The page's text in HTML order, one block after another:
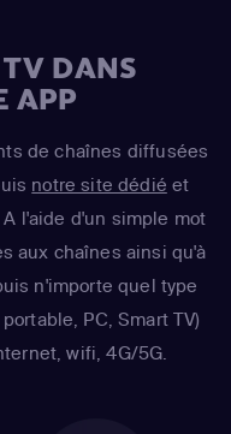
DANS
APP
de chaînes diffusées
notre site dédié et
A l'aide d'un simple mot
aux chaînes ainsi qu'à
n'importe quel type
PC, Smart TV)
wifi, 4G/5G.